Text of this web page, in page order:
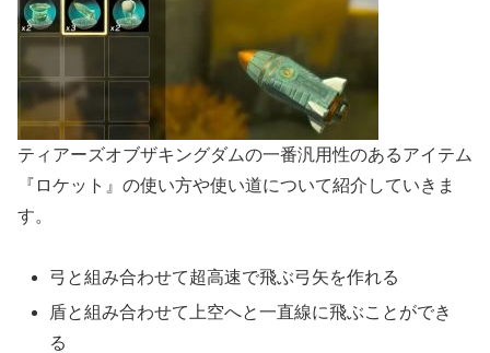
ティアーズオブザキングダムの一番汎用性のあるアイテム
『ロケット』の使い方や使い道について紹介していきま
す。
弓と組み合わせて超高速で飛ぶ弓矢を作れる
盾と組み合わせて上空へと一直線に飛ぶことができ
る